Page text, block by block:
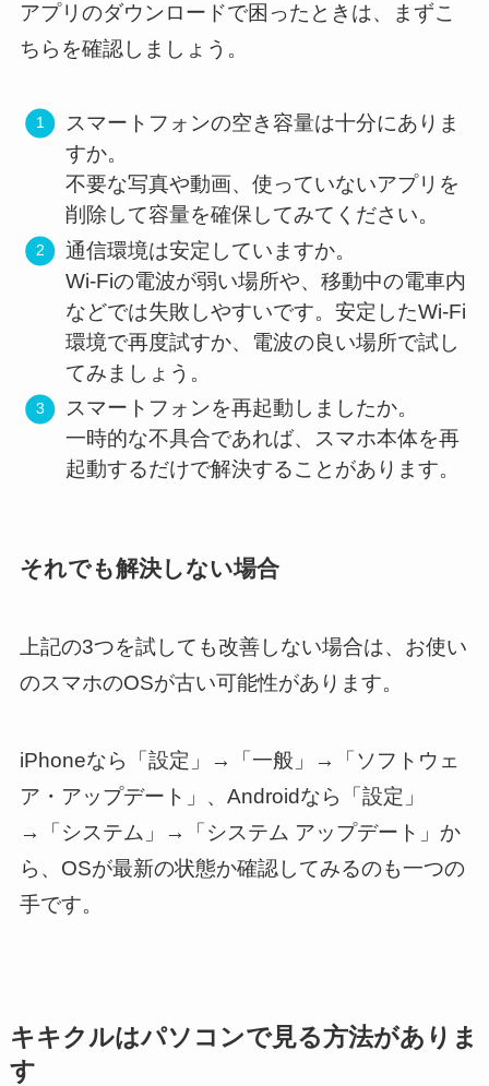
アプリのダウンロードで困ったときは、まずこ
ちらを確認しましょう。
スマートフォンの空き容量は十分にありま
すか。
不要な写真や動画、使っていないアプリを
削除して容量を確保してみてください。
通信環境は安定していますか。
Wi-Fiの電波が弱い場所や、移動中の電車内
などでは失敗しやすいです。安定したWi-Fi
環境で再度試すか、電波の良い場所で試し
てみましょう。
スマートフォンを再起動しましたか。
一時的な不具合であれば、スマホ本体を再
起動するだけで解決することがあります。
それでも解決しない場合
上記の3つを試しても改善しない場合は、お使い
のスマホのOSが古い可能性があります。
iPhoneなら「設定」→「一般」→「ソフトウェ
ア・アップデート」、Androidなら「設定」
→「システム」→「システム アップデート」か
ら、OSが最新の状態か確認してみるのも一つの
手です。
キキクルはパソコンで見る方法がありま
す